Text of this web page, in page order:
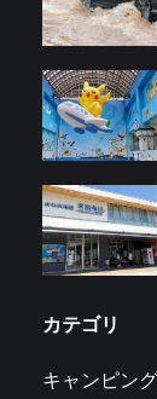
カテゴリ
キャンピン